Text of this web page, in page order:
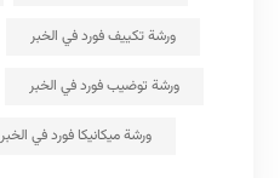
ورشة تكييف فورد في الخبر
ورشة توضيب فورد في الخبر
ورشة ميكانيكا فورد في الخبر